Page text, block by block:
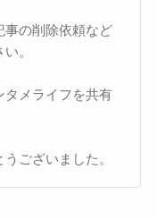
事の削除依頼など
。
タメライフを共有
ございました。